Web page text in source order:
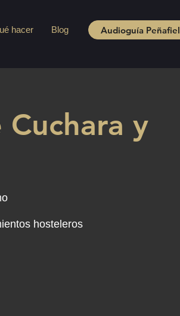
hacer Blog Audioguía Peñafiel
y
hosteleros